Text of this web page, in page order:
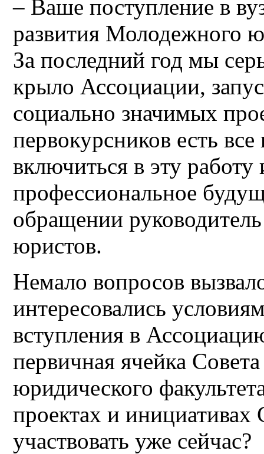
– Ваше поступление в
развития Молодежного
За последний год мы
крыло Ассоциации,
социально значимых
первокурсников есть
включиться в эту работу
профессиональное
обращении
юристов.
Немало вопросов
интересовались
вступления в
первичная ячейка
юридического
проектах и
участвовать уже сейчас?